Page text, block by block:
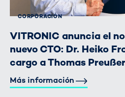
CORPORACIÓN
VITRONIC anuncia el
nuevo CTO: Dr. Heiko
cargo a Thomas Preußer
Más información